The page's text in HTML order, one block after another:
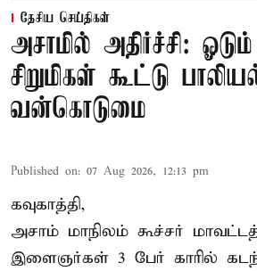
தேசிய செய்திகள்
அசாமில் அதிர்ச்சி: ஓடும்
சிறுமிகள் கூட்டு
வன்கொடுமை
Published on: 07 Aug 2026, 12:13 pm
கவுகாத்தி,
அசாம் மாநிலம் கூச்சர்
இளைஞர்கள் 3 பேர் காரில்